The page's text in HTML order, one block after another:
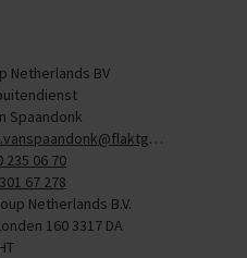
Netherlands BV
Spaandonk
235 06 70
67 278
Netherlands B.V.
160 3317 DA